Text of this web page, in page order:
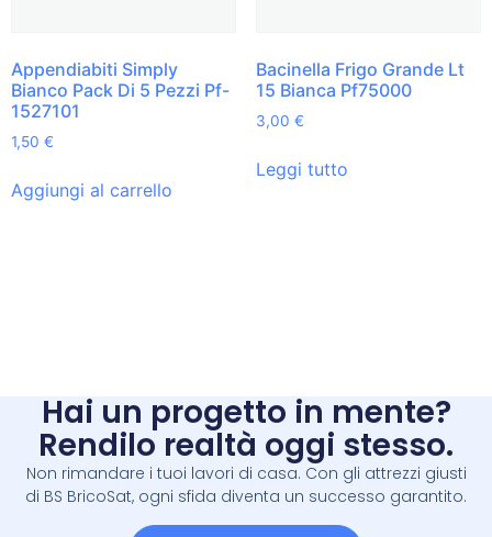
Appendiabiti Simply
Bianco Pack Di 5 Pezzi Pf-
1527101
1,50 €
Aggiungi al carrello
Bacinella Frigo Grande Lt
15 Bianca Pf75000
3,00 €
Leggi tutto
Hai un progetto in mente?
Rendilo realtà oggi stesso.
Non rimandare i tuoi lavori di casa. Con gli attrezzi giusti
di BS BricoSat, ogni sfida diventa un successo garantito.